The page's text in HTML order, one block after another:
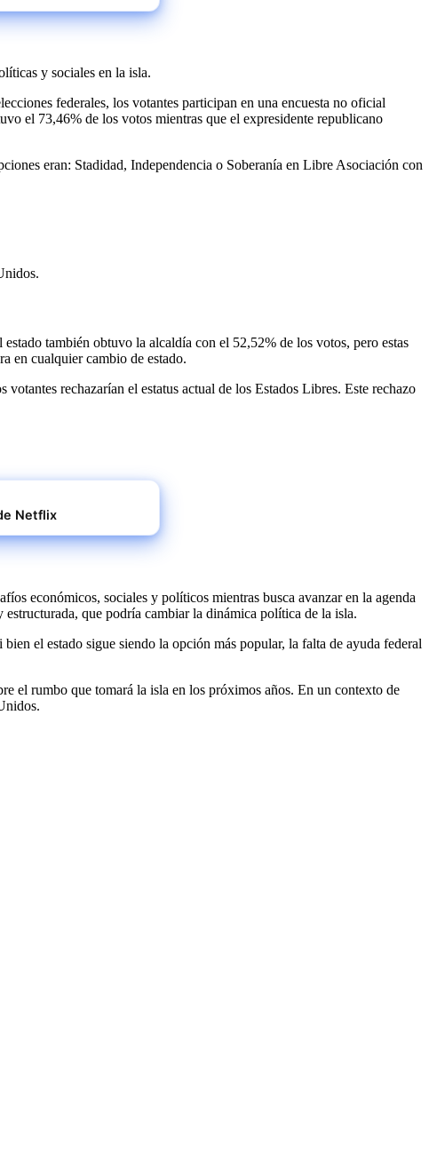
y sociales en la isla.
federales, los votantes participan en una encuesta no oficial
el 73,46% de los votos mientras que el expresidente republicano
eran: Stadidad, Independencia o Soberanía en Libre Asociación con
también obtuvo la alcaldía con el 52,52% de los votos, pero estas
en cualquier cambio de estado.
rechazarían el estatus actual de los Estados Libres. Este rechazo
Netflix
económicos, sociales y políticos mientras busca avanzar en la agenda
que podría cambiar la dinámica política de la isla.
el estado sigue siendo la opción más popular, la falta de ayuda federal
el rumbo que tomará la isla en los próximos años. En un contexto de